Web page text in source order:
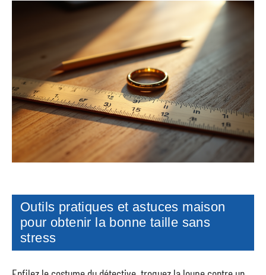
Outils pratiques et astuces maison
pour obtenir la bonne taille sans
stress